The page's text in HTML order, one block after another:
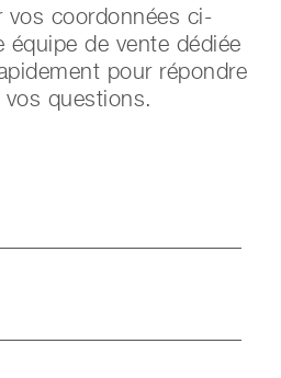
vos coordonnées ci-
de vente dédiée
pour répondre
questions.